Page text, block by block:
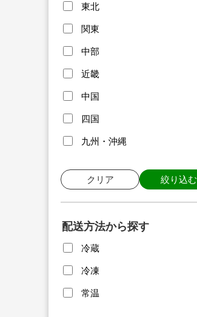
東北
関東
中部
近畿
中国
四国
九州・沖縄
クリア 絞り込む
配送方法から探す
冷蔵
冷凍
常温